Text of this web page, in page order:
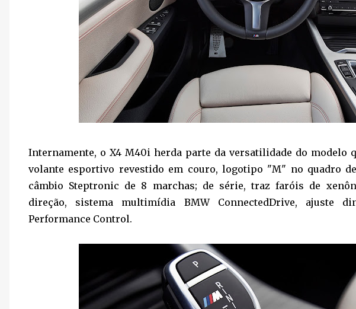
Internamente, o X4 M40i herda parte da versatilidade do modelo
volante esportivo revestido em couro, logotipo "M" no quadro
câmbio Steptronic de 8 marchas; de série, traz faróis de
direção, sistema multimídia BMW ConnectedDrive, ajuste
Performance Control.